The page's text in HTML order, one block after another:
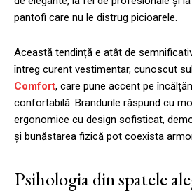
pantofi care nu le distrug picioarele.
Această tendință e atât de
întreg curent vestimentar, cunoscut
Comfort, care pune accent pe
confortabilă. Brandurile răspund cu
ergonomice cu design sofisticat,
și bunăstarea fizică pot coexista
Psihologia din spatele